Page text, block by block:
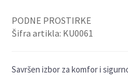
PODNE PROSTIRKE
Šifra artikla: KU0061
Savršen izbor za komfor i